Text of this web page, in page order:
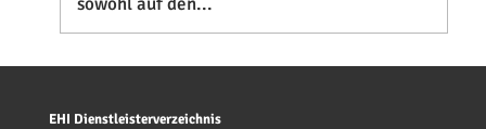
EHI Dienstleisterverzeichnis